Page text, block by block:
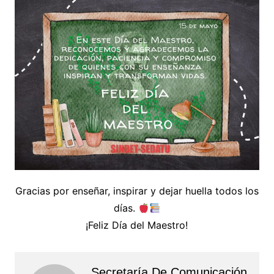
Gracias por enseñar, inspirar y dejar huella todos los
días.
¡Feliz Día del Maestro!